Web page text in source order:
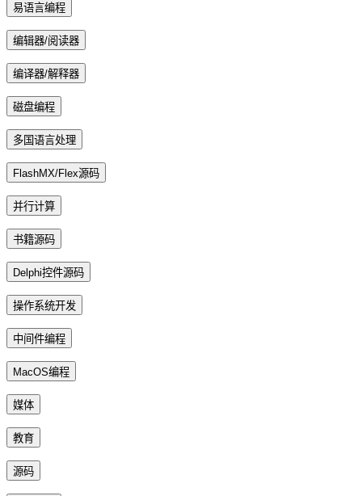
易语言编程
编辑器/阅读器
编译器/解释器
磁盘编程
多国语言处理
FlashMX/Flex源码
并行计算
书籍源码
Delphi控件源码
操作系统开发
中间件编程
MacOS编程
媒体
教育
源码